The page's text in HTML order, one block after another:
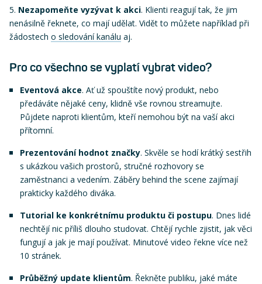
Nezapomeňte vyzývat k akci. Klienti reagují tak, že jim
nenásilně řeknete, co mají udělat. Vidět to můžete například při
žádostech o sledování kanálu aj.
Pro co všechno se vyplatí vybrat video?
Eventová akce. Ať už spouštíte nový produkt, nebo
předáváte nějaké ceny, klidně vše rovnou streamujte.
Půjdete naproti klientům, kteří nemohou být na vaší akci
přítomní.
Prezentování hodnot značky. Skvěle se hodí krátký sestřih
s ukázkou vašich prostorů, stručné rozhovory se
zaměstnanci a vedením. Záběry behind the scene zajímají
prakticky každého diváka.
Tutorial ke konkrétnímu produktu či postupu. Dnes lidé
nechtějí nic příliš dlouho studovat. Chtějí rychle zjistit, jak věci
fungují a jak je mají používat. Minutové video řekne více než
10 stránek.
Průběžný update klientům. Řekněte publiku, jaké máte